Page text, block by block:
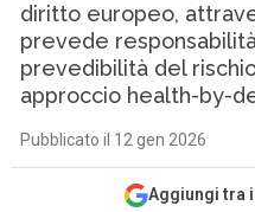
diritto europeo,
prevede
prevedibilità del
approccio health-by-
Pubblicato il 12 gen 2026
Aggiungi tra